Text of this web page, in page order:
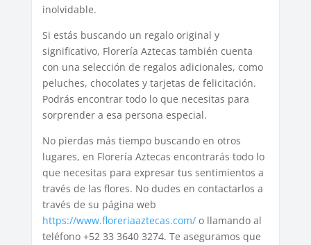
inolvidable.
Si estás buscando un regalo original y
significativo, Florería Aztecas también cuenta
con una selección de regalos adicionales, como
peluches, chocolates y tarjetas de felicitación.
Podrás encontrar todo lo que necesitas para
sorprender a esa persona especial.
No pierdas más tiempo buscando en otros
lugares, en Florería Aztecas encontrarás todo lo
que necesitas para expresar tus sentimientos a
través de las flores. No dudes en contactarlos a
través de su página web
https://www.floreriaaztecas.com/o llamando al
teléfono +52 33 3640 3274. Te aseguramos que